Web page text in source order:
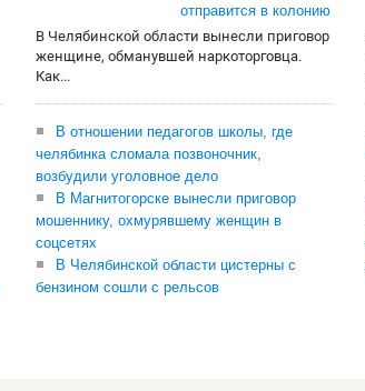
отправится в колонию
В Челябинской области вынесли приговор
женщине, обманувшей наркоторговца.
Как...
В отношении педагогов школы, где
челябинка сломала позвоночник,
возбудили уголовное дело
В Магнитогорске вынесли приговор
мошеннику, охмурявшему женщин в
соцсетях
В Челябинской области цистерны с
бензином сошли с рельсов